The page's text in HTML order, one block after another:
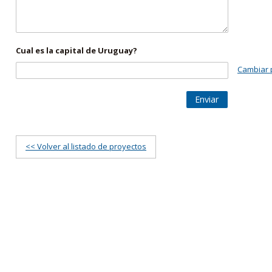
Cual es la capital de Uruguay?
Cambiar
Enviar
<< Volver al listado de proyectos